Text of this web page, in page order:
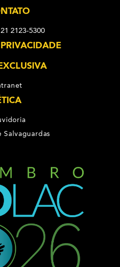
2123-5300
Salvaguardas